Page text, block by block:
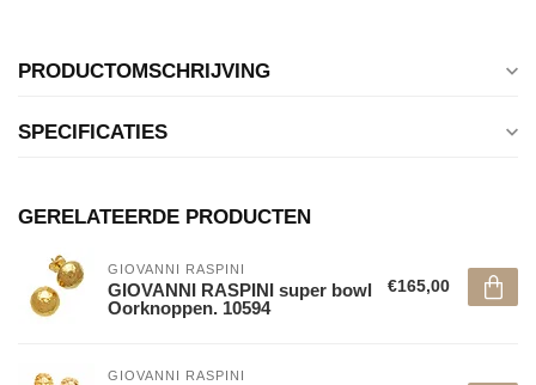
PRODUCTOMSCHRIJVING
SPECIFICATIES
GERELATEERDE PRODUCTEN
GIOVANNI RASPINI
GIOVANNI RASPINI super bowl
Oorknoppen. 10594
€165,00
GIOVANNI RASPINI